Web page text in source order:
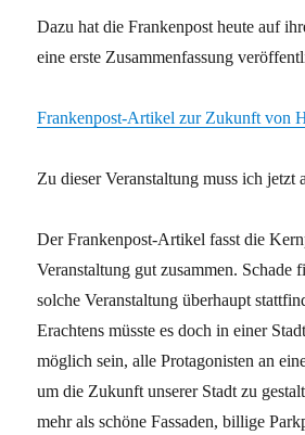
Dazu hat die Frankenpost heute auf
eine erste Zusammenfassung
Frankenpost-Artikel zur Zukunft von
Zu dieser Veranstaltung muss ich jetzt
Der Frankenpost-Artikel fasst die
Veranstaltung gut zusammen. Schade
solche Veranstaltung überhaupt
Erachtens müsste es doch in einer
möglich sein, alle Protagonisten an
um die Zukunft unserer Stadt zu
mehr als schöne Fassaden, billige